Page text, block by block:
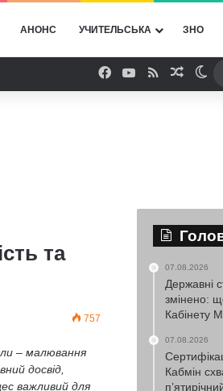
АНОНС УЧИТЕЛЬСЬКА ЗНО
Facebook
YouTube
RSS
та
757
– малювання
досвід,
важливий для
07.08.2026
Державні
змінено:
Кабінету
07.08.2026
Кабмін